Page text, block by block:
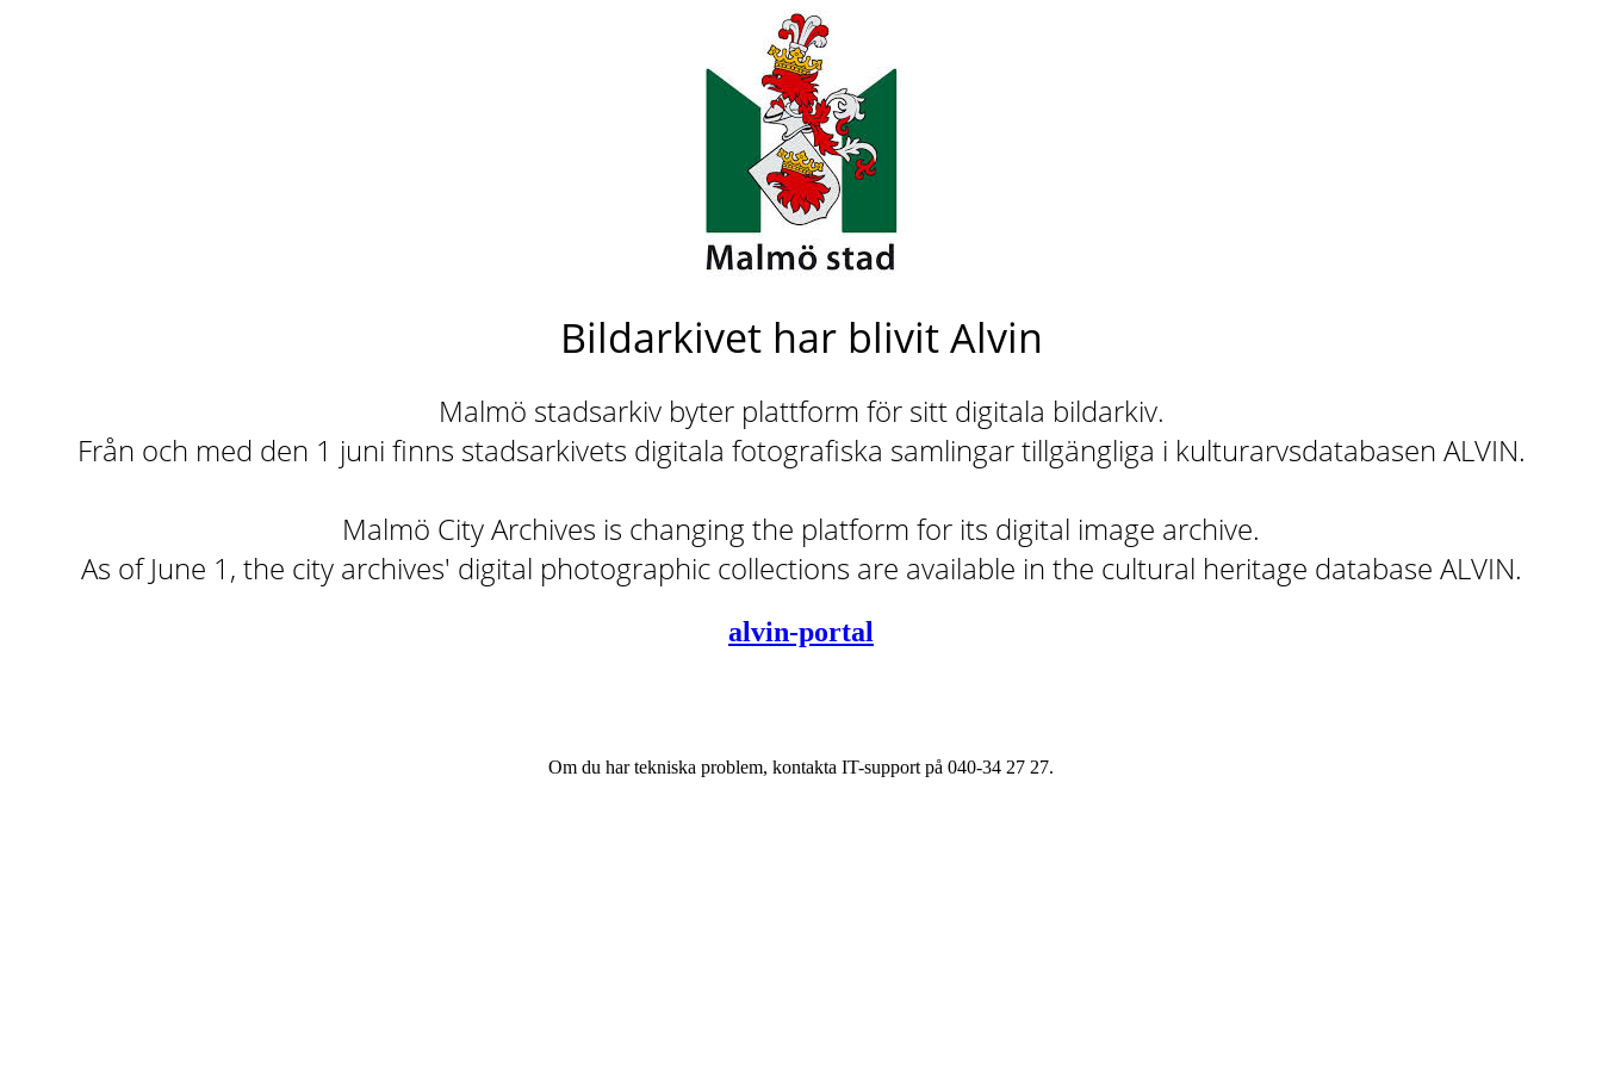
Bildarkivet har blivit Alvin
Malmö stadsarkiv byter plattform för sitt digitala bildarkiv.
Från och med den 1 juni finns stadsarkivets digitala fotografiska samlingar tillgängliga i kulturarvsdatabasen ALVIN.
Malmö City Archives is changing the platform for its digital image archive.
As of June 1, the city archives' digital photographic collections are available in the cultural heritage database ALVIN.
alvin-portal
Om du har tekniska problem, kontakta IT-support på 040-34 27 27.